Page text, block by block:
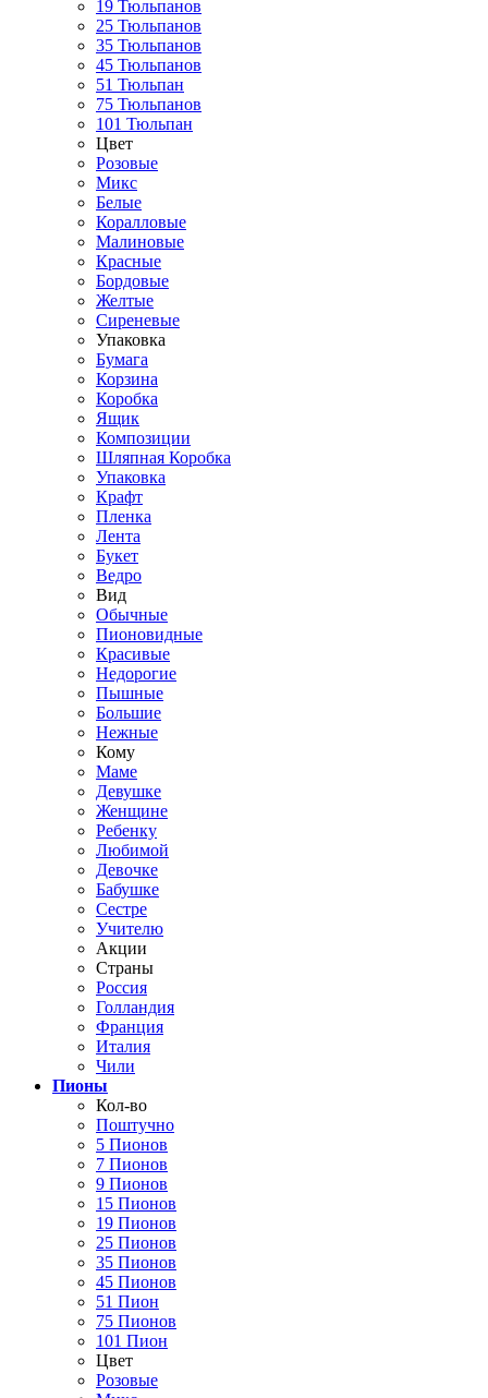
19 Тюльпанов
25 Тюльпанов
35 Тюльпанов
45 Тюльпанов
51 Тюльпан
75 Тюльпанов
101 Тюльпан
Цвет
Розовые
Микс
Белые
Коралловые
Малиновые
Красные
Бордовые
Желтые
Сиреневые
Упаковка
Бумага
Корзина
Коробка
Ящик
Композиции
Шляпная Коробка
Упаковка
Крафт
Пленка
Лента
Букет
Ведро
Вид
Обычные
Пионовидные
Красивые
Недорогие
Пышные
Большие
Нежные
Кому
Маме
Девушке
Женщине
Ребенку
Любимой
Девочке
Бабушке
Сестре
Учителю
Акции
Страны
Россия
Голландия
Франция
Италия
Чили
Пионы
Кол-во
Поштучно
5 Пионов
7 Пионов
9 Пионов
15 Пионов
19 Пионов
25 Пионов
35 Пионов
45 Пионов
51 Пион
75 Пионов
101 Пион
Цвет
Розовые